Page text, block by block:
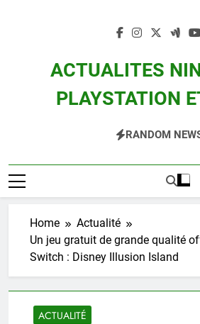
ACTUALITES
PLAYSTATION
Zelda, Splatoon, Pokemon
RANDOM
Home
Actualité
Un jeu gratuit de grande qualité
Switch : Disney Illusion Island
ACTUALITÉ